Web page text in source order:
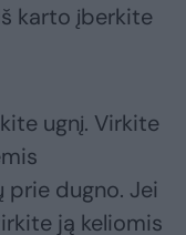
karto įberkite
ugnį. Virkite
dugno. Jei
ją keliomis